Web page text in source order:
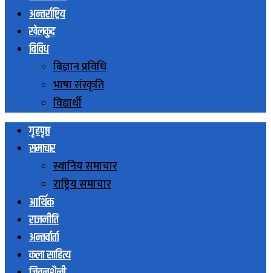
अन्तर्राष्ट्रिय
खेलकुद
विविध
बिज्ञान प्रविधि
भाषा संस्कृति
विद्यार्थी
गृहपृष्ठ
समाचार
स्थानिय समाचार
राष्ट्रिय समाचार
आर्थिक
राजनीति
अन्तर्वार्ता
कला साहित्य